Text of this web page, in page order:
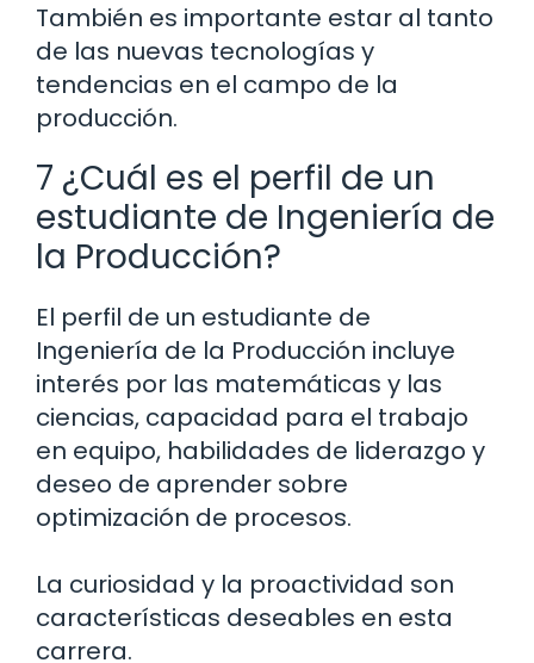
También es importante estar al tanto
de las nuevas tecnologías y
tendencias en el campo de la
producción.
7 ¿Cuál es el perfil de un
estudiante de Ingeniería de
la Producción?
El perfil de un estudiante de
Ingeniería de la Producción incluye
interés por las matemáticas y las
ciencias, capacidad para el trabajo
en equipo, habilidades de liderazgo y
deseo de aprender sobre
optimización de procesos.
La curiosidad y la proactividad son
características deseables en esta
carrera.